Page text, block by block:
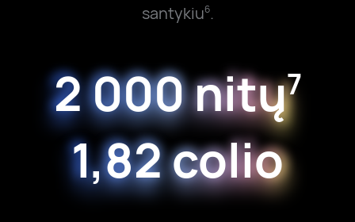
santykiu6.
2 000 nitų7
1,82 colio